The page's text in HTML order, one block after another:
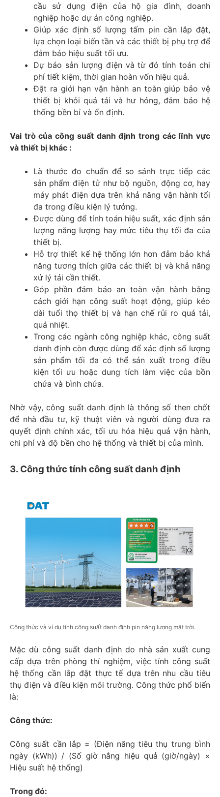
cầu sử dụng điện của hộ gia đình, doanh
nghiệp hoặc dự án công nghiệp.
Giúp xác định số lượng tấm pin cần lắp đặt,
lựa chọn loại biến tần và các thiết bị phụ trợ để
đảm bảo hiệu suất tối ưu.
Dự báo sản lượng điện và từ đó tính toán chi
phí tiết kiệm, thời gian hoàn vốn hiệu quả.
Đặt ra giới hạn vận hành an toàn giúp bảo vệ
thiết bị khỏi quá tải và hư hỏng, đảm bảo hệ
thống bền bỉ và ổn định.
Vai trò của công suất danh định trong các lĩnh vực
và thiết bị khác :
Là thước đo chuẩn để so sánh trực tiếp các
sản phẩm điện tử như bộ nguồn, động cơ, hay
máy phát điện dựa trên khả năng vận hành tối
đa trong điều kiện lý tưởng.
Được dùng để tính toán hiệu suất, xác định sản
lượng năng lượng hay mức tiêu thụ tối đa của
thiết bị.
Hỗ trợ thiết kế hệ thống lớn hơn đảm bảo khả
năng tương thích giữa các thiết bị và khả năng
xử lý tải cần thiết.
Góp phần đảm bảo an toàn vận hành bằng
cách giới hạn công suất hoạt động, giúp kéo
dài tuổi thọ thiết bị và hạn chế rủi ro quá tải,
quá nhiệt.
Trong các ngành công nghiệp khác, công suất
danh định còn được dùng để xác định số lượng
sản phẩm tối đa có thể sản xuất trong điều
kiện tối ưu hoặc dung tích làm việc của bồn
chứa và bình chứa.
Nhờ vậy, công suất danh định là thông số then chốt
để nhà đầu tư, kỹ thuật viên và người dùng đưa ra
quyết định chính xác, tối ưu hóa hiệu quả vận hành,
chi phí và độ bền cho hệ thống và thiết bị của mình.
3. Công thức tính công suất danh định
Công thức và ví dụ tính công suất danh định pin năng lượng mặt trời.
Mặc dù công suất danh định do nhà sản xuất cung
cấp dựa trên phòng thí nghiệm, việc tính công suất
hệ thống cần lắp đặt thực tế dựa trên nhu cầu tiêu
thụ điện và điều kiện môi trường. Công thức phổ biến
là:
Công thức:
Công suất cần lắp = (Điện năng tiêu thụ trung bình
ngày (kWh)) / (Số giờ nắng hiệu quả (giờ/ngày) ×
Hiệu suất hệ thống)
Trong đó: